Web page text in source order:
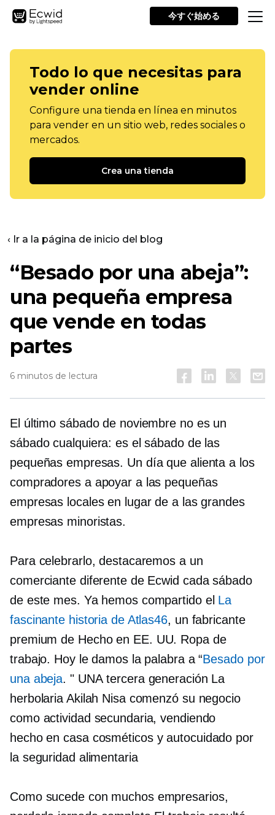
今すぐ始める
Todo lo que necesitas para
vender online
Configure una tienda en línea en minutos
para vender en un sitio web, redes sociales o
mercados.
Crea una tienda
‹ Ir a la página de inicio del blog
“Besado por una abeja”:
una pequeña empresa
que vende en todas
partes
6 minutos de lectura
El último sábado de noviembre no es un
sábado cualquiera: es el sábado de las
pequeñas empresas. Un día que alienta a los
compradores a apoyar a las pequeñas
empresas locales en lugar de a las grandes
empresas minoristas.
Para celebrarlo, destacaremos a un
comerciante diferente de Ecwid cada sábado
de este mes. Ya hemos compartido el La
fascinante historia de Atlas46, un fabricante
premium de Hecho en EE. UU. Ropa de
trabajo. Hoy le damos la palabra a “Besado por
una abeja. " UNAtercera generación La
herbolaria Akilah Nisa comenzó su negocio
como actividad secundaria, vendiendo
hecho en casacosméticos yautocuidado por
la seguridad alimentaria
Como sucede con muchos empresarios,